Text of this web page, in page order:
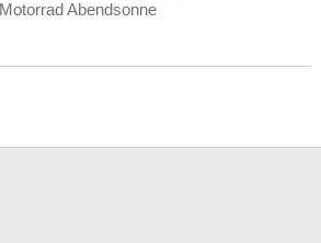
Motorrad Abendsonne